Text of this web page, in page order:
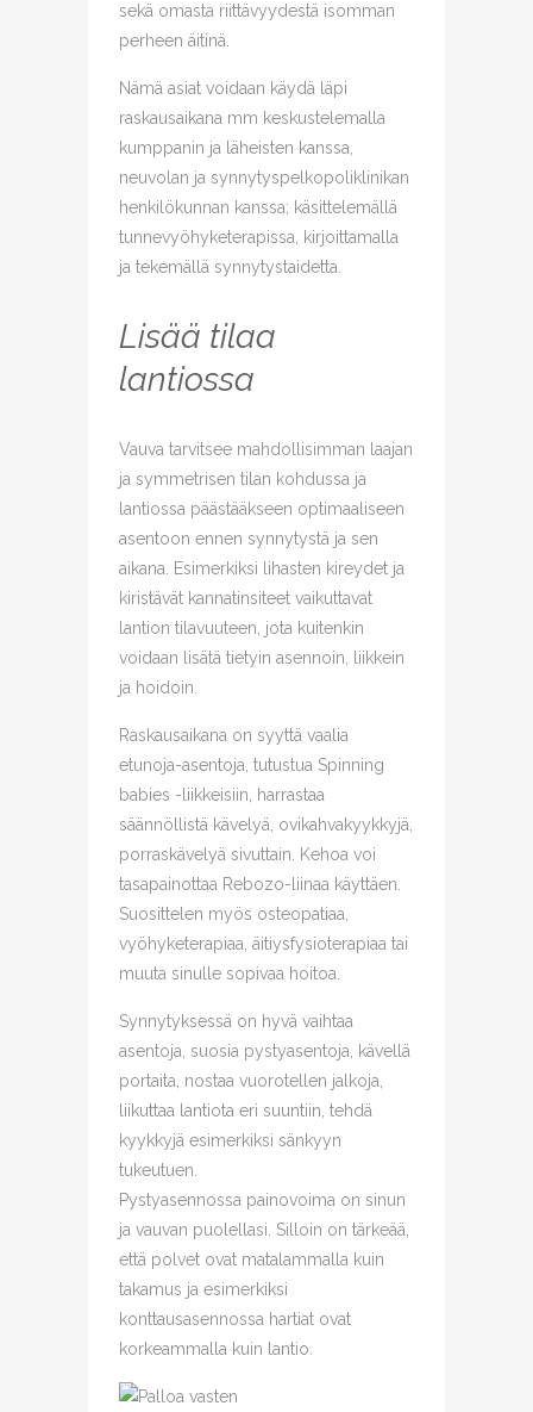
sekä omasta riittävyydestä isomman
perheen äitinä.
Nämä asiat voidaan käydä läpi
raskausaikana mm keskustelemalla
kumppanin ja läheisten kanssa,
neuvolan ja synnytyspelkopoliklinikan
henkilökunnan kanssa; käsittelemällä
tunnevyöhyketerapissa, kirjoittamalla
ja tekemällä synnytystaidetta.
Lisää tilaa
lantiossa
Vauva tarvitsee mahdollisimman laajan
ja symmetrisen tilan kohdussa ja
lantiossa päästääkseen optimaaliseen
asentoon ennen synnytystä ja sen
aikana. Esimerkiksi lihasten kireydet ja
kiristävät kannatinsiteet vaikuttavat
lantion tilavuuteen, jota kuitenkin
voidaan lisätä tietyin asennoin, liikkein
ja hoidoin.
Raskausaikana on syyttä vaalia
etunoja-asentoja, tutustua Spinning
babies -liikkeisiin, harrastaa
säännöllistä kävelyä, ovikahvakyykkyjä,
porraskävelyä sivuttain. Kehoa voi
tasapainottaa Rebozo-liinaa käyttäen.
Suosittelen myös osteopatiaa,
vyöhyketerapiaa, äitiysfysioterapiaa tai
muuta sinulle sopivaa hoitoa.
Synnytyksessä on hyvä vaihtaa
asentoja, suosia pystyasentoja, kävellä
portaita, nostaa vuorotellen jalkoja,
liikuttaa lantiota eri suuntiin, tehdä
kyykkyjä esimerkiksi sänkyyn
tukeutuen.
Pystyasennossa painovoima on sinun
ja vauvan puolellasi. Silloin on tärkeää,
että polvet ovat matalammalla kuin
takamus ja esimerkiksi
konttausasennossa hartiat ovat
korkeammalla kuin lantio.